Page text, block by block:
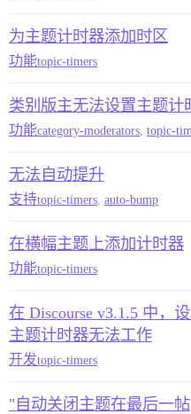
为主题计时器添加时区
功能topic-timers
类别版主无法设置主题计
功能category-moderators topic-
无法自动提升
支持topic-timers auto-bump
在横幅主题上添加计时器
功能topic-timers
在 Discourse v3.1.5 中，
主题计时器无法工作
开发topic-timers
"自动关闭主题在最后一帖